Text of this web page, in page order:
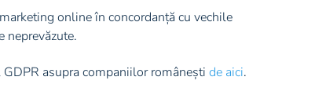
online în concordanță cu vechile
neprevăzute.
asupra companiilor românești de aici.